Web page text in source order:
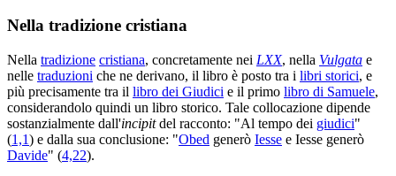
Nella tradizione cristiana
Nella tradizione cristiana, concretamente nei LXX, nella Vulgata e
nelle traduzioni che ne derivano, il libro è posto tra i libri storici, e
più precisamente tra il libro dei Giudici e il primo libro di Samuele,
considerandolo quindi un libro storico. Tale collocazione dipende
sostanzialmente dall'incipitdel racconto: "Al tempo dei giudici"
(1,1) e dalla sua conclusione: "Obed generò Iesse e Iesse generò
Davide" (4,22).